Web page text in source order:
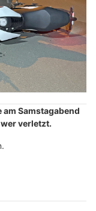
Samstagabend
verletzt.